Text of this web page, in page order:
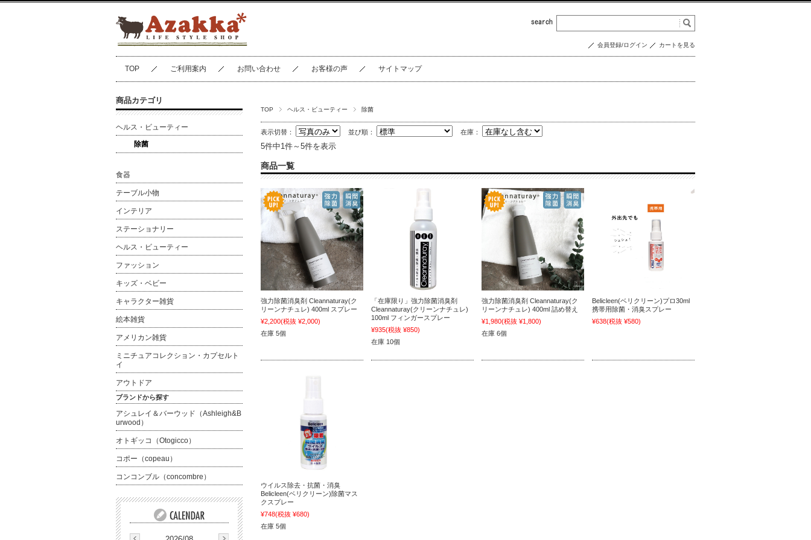
会員登録/ログイン カートを見る
TOP ご利用案内 お問い合わせ お客様の声 サイトマップ
TOP ヘルス・ビューティー 除菌
表示切替： 並び順： 在庫：
5件中1件～5件を表示
商品一覧
強力除菌消臭剤 Cleannaturay(ク
リーンナチュレ) 400ml スプレー
¥2,200(税抜 ¥2,000)
在庫 5個
「在庫限り」強力除菌消臭剤
Cleannaturay(クリーンナチュレ)
100ml フィンガースプレー
¥935(税抜 ¥850)
在庫 10個
強力除菌消臭剤 Cleannaturay(ク
リーンナチュレ) 400ml 詰め替え
¥1,980(税抜 ¥1,800)
在庫 6個
Belicleen(ベリクリーン)プロ30ml
携帯用除菌・消臭スプレー
¥638(税抜 ¥580)
ウイルス除去・抗菌・消臭
Belicleen(ベリクリーン)除菌マス
クスプレー
¥748(税抜 ¥680)
在庫 5個
商品カテゴリ
ヘルス・ビューティー
除菌
食器
テーブル小物
インテリア
ステーショナリー
ヘルス・ビューティー
ファッション
キッズ・ベビー
キャラクター雑貨
絵本雑貨
アメリカン雑貨
ミニチュアコレクション・カプセルト
イ
アウトドア
ブランドから探す
アシュレイ＆バーウッド（Ashleigh&B
urwood）
オトギッコ（Otogicco）
コポー（copeau）
コンコンブル（concombre）